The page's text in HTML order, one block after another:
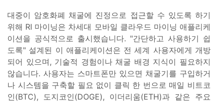
대중이 암호화폐 채굴에 진정으로 접근할 수 있도록 하기
위해 RI 마이닝은 차세대 모바일 클라우드 마이닝 애플리케
이션을 공식적으로 출시했습니다. "간단하고 사용하기 쉽
도록" 설계된 이 애플리케이션은 전 세계 사용자에게 개방
되어 있으며, 기술적 경험이나 채굴 배경 지식이 필요하지
않습니다. 사용자는 스마트폰만 있으면 채굴기를 구입하거
나 시스템을 구축할 필요 없이 클릭 한 번으로 매일 비트코
인(BTC), 도지코인(DOGE), 이더리움(ETH)과 같은 주요